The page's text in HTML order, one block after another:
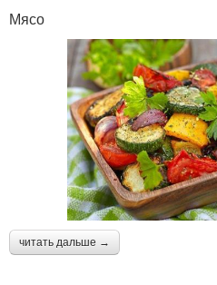
Мясо
читать дальше →